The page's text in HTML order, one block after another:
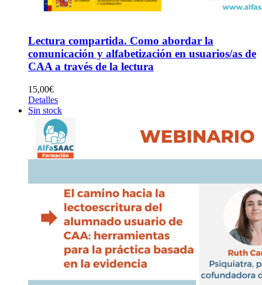
Lectura compartida. Como abordar la
comunicación y alfabetización en usuarios/as de
CAA a través de la lectura
15,00€
Detalles
Sin stock